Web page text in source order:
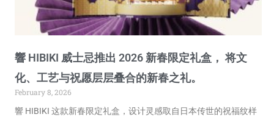
響 HIBIKI 威士忌推出 2026 新春限定礼盒， 将文
化、工艺与祝愿层层叠合的新春之礼。
February 8, 2026
響 HIBIKI 这款新春限定礼盒，设计灵感取自日本传世的祝福纹样